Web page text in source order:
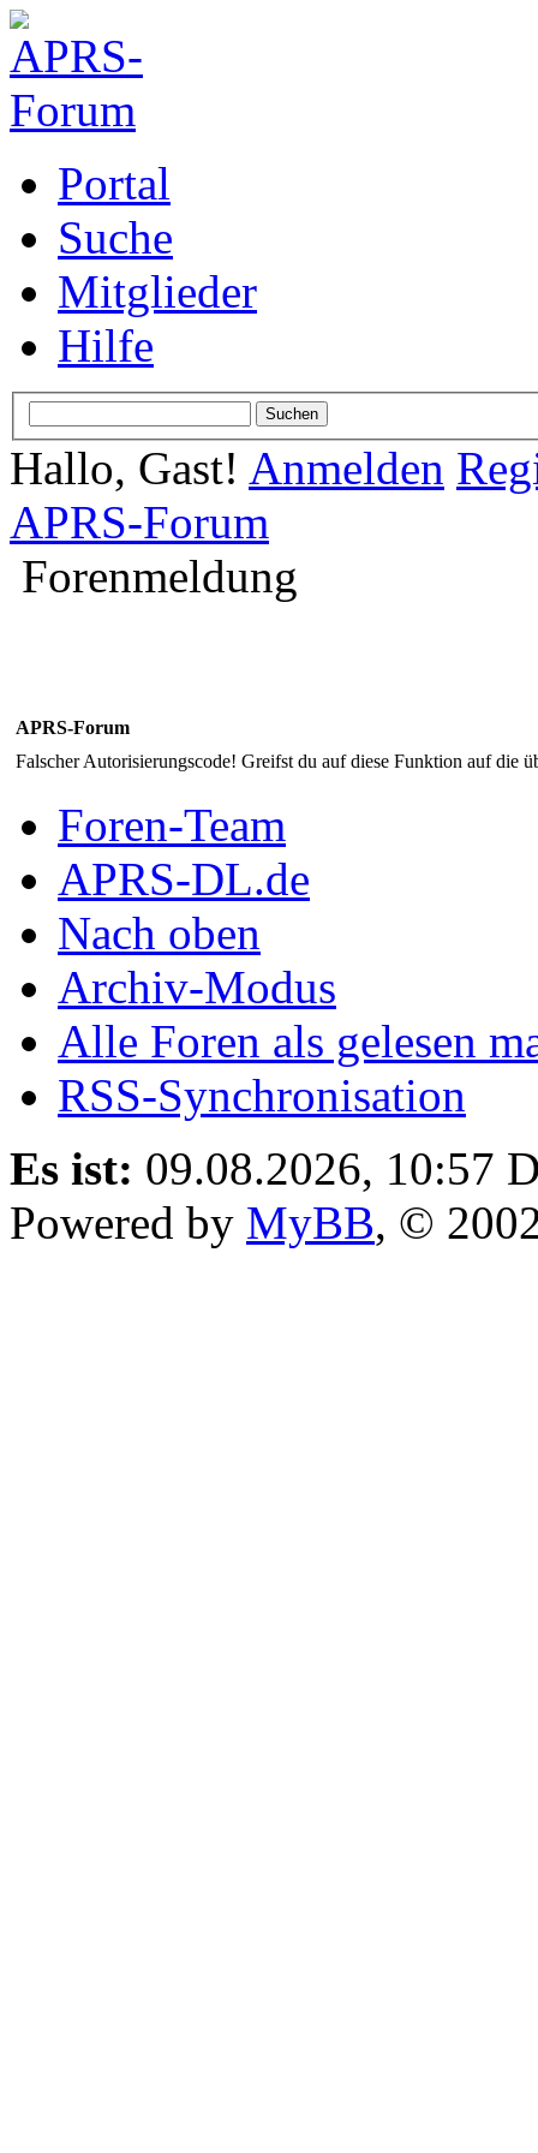
Portal
Suche
Mitglieder
Hilfe
Hallo, Gast! Anmelden
APRS-Forum
Forenmeldung
APRS-Forum
Falscher Autorisierungscode! Greifst du auf diese Funktion auf die
Foren-Team
APRS-DL.de
Nach oben
Archiv-Modus
Alle Foren als gelesen
RSS-Synchronisation
Es ist: 09.08.2026, 10:57
Powered by MyBB, ©